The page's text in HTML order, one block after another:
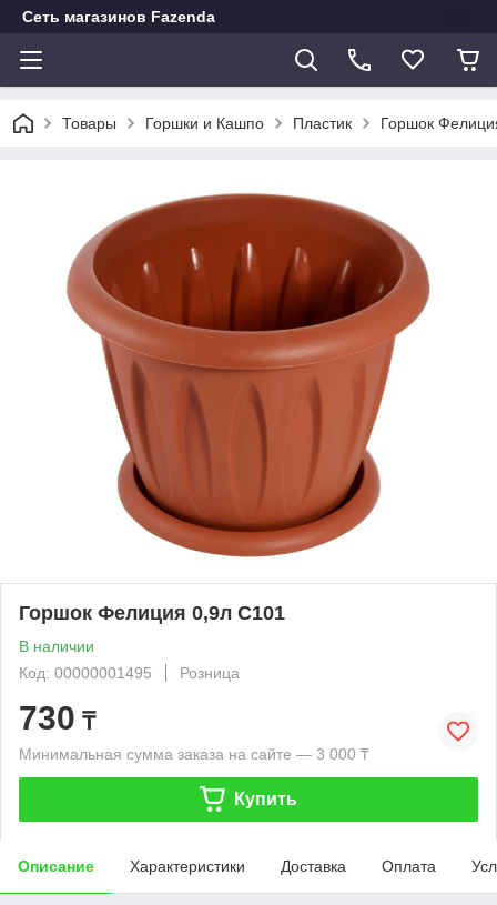
Сеть магазинов Fazenda
Товары Горшки и Кашпо Пластик Горшок
Горшок Фелиция 0,9л С101
В наличии
Код: 00000001495
Розница
730 ₸
Минимальная сумма заказа на сайте — 3 000 ₸
Купить
Описание Характеристики Доставка Оплата